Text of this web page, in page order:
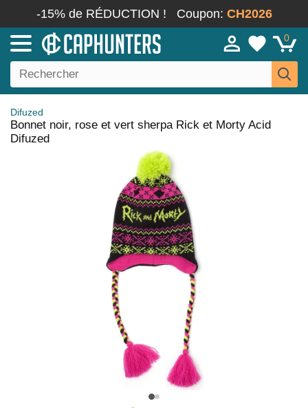
-15% de RÉDUCTION ! Coupon: CH2026
0
Difuzed
Bonnet noir, rose et vert sherpa Rick et Morty Acid
Difuzed